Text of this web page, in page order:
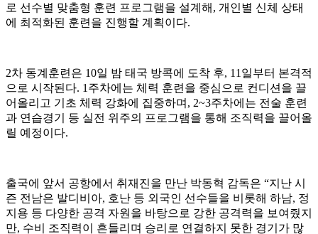
로 선수별 맞춤형 훈련 프로그램을 설계해, 개인별 신체 상태
에 최적화된 훈련을 진행할 계획이다.
2차 동계훈련은 10일 밤 태국 방콕에 도착 후, 11일부터 본격적
으로 시작된다. 1주차에는 체력 훈련을 중심으로 컨디션을 끌
어올리고 기초 체력 강화에 집중하며, 2~3주차에는 전술 훈련
과 연습경기 등 실전 위주의 프로그램을 통해 조직력을 끌어올
릴 예정이다.
출국에 앞서 공항에서 취재진을 만난 박동혁 감독은 “지난 시
즌 전남은 발디비아, 호난 등 외국인 선수들을 비롯해 하남, 정
지용 등 다양한 공격 자원을 바탕으로 강한 공격력을 보여줬지
만, 수비 조직력이 흔들리며 승리로 연결하지 못한 경기가 많